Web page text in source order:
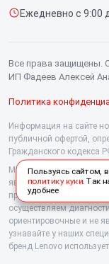
Контакты
Ежедневно с 9:00
Все права защищены.
ИП Фадеев Алексей
Политика
Информация на сайте
публичной офертой,
Гражданского кодекса
Мы специализируемся
являемся их
профессиональные
осуществляем
ориентировочные и не
узнавайте у наших
бренд Lenovo
Пользуясь сайтом,
политику куки. Так
удобнее